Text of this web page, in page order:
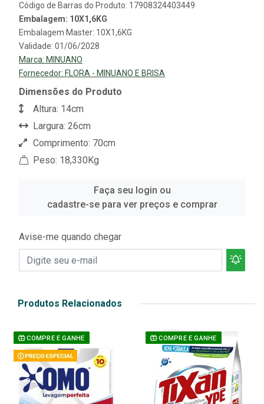
Código de Barras do Produto: 17908324403449
Embalagem: 10X1,6KG
Embalagem Master: 10X1,6KG
Validade: 01/06/2028
Marca: MINUANO
Fornecedor: FLORA - MINUANO E BRISA
Dimensões do Produto
Altura: 14cm
Largura: 26cm
Comprimento: 70cm
Peso: 18,330Kg
Faça seu login ou
cadastre-se para ver preços e comprar
Avise-me quando chegar
Produtos Relacionados
COMPRE E GANHE COMPRE E GANHE